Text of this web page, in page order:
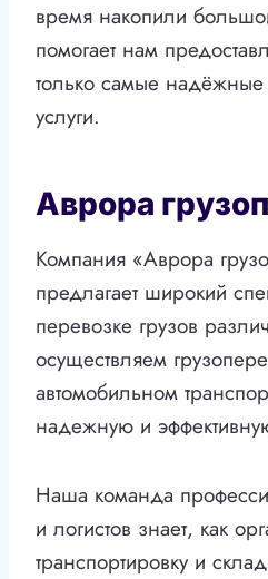
время накопили
помогает нам
только самые надёжные
услуги.
Аврора
Компания «Аврора
предлагает широкий
перевозке грузов
осуществляем
автомобильном
надежную и
Наша команда
и логистов знает, как
транспортировку и